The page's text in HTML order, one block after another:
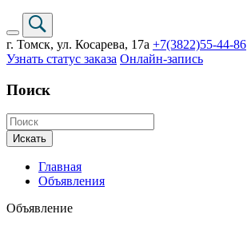
г. Томск, ул. Косарева, 17а +7(3822)55-44-86
Узнать статус заказа Онлайн-запись
Поиск
Искать
Главная
Объявления
Объявление